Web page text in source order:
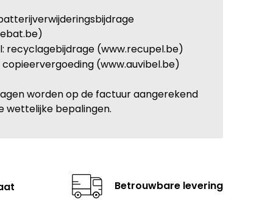
recyclagebijdrage (www.recupel.be)
copieervergoeding (www.auvibel.be)
worden op de factuur aangerekend
wettelijke bepalingen.
Betrouwbare levering